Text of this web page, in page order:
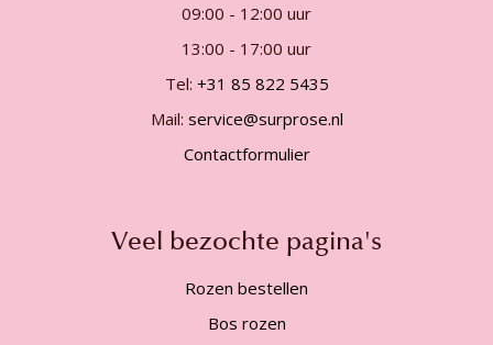
09:00 - 12:00 uur
13:00 - 17:00 uur
Tel: +31 85 822 5435
Mail: service@surprose.nl
Contactformulier
Veel bezochte pagina's
Rozen bestellen
Bos rozen